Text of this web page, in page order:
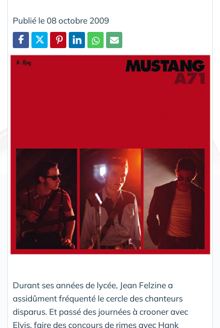
Publié le 08 octobre 2009
Durant ses années de lycée, Jean Felzine a
assidûment fréquenté le cercle des chanteurs
disparus. Et passé des journées à crooner avec
Elvis, faire des concours de rimes avec Hank